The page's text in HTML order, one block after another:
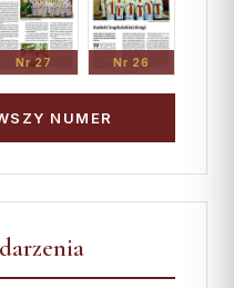
Nr 27 Nr 26
NUMER